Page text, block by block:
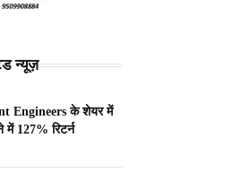
न्यूज़
Engineers के शेयर में
में 127% रिटर्न